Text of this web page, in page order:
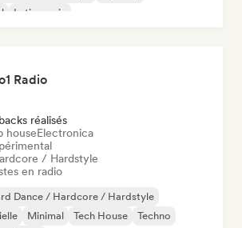
Latin music
Radio
réalisés
houseElectronica
/ Hardstyle
en radio
Dance / Hardcore / Hardstyle
Minimal Tech House
Techno